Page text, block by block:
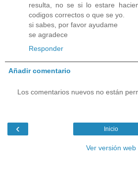
resulta, no se si lo estare
codigos correctos o que se yo.
si sabes, por favor ayudame
se agradece
Responder
Añadir comentario
Los comentarios nuevos no están
‹ Inicio
Ver versión web